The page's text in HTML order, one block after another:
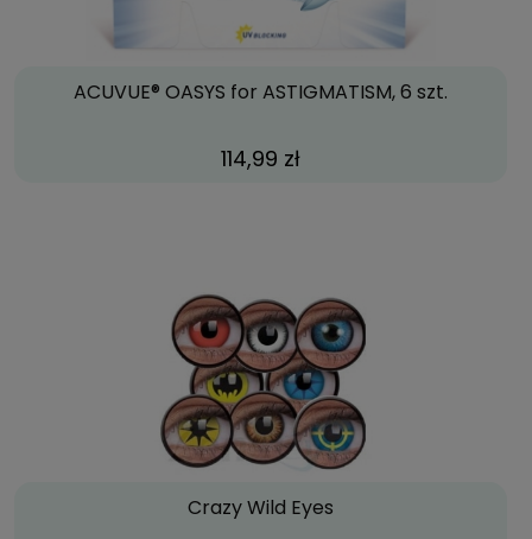
ACUVUE® OASYS for ASTIGMATISM, 6 szt.
114,99 zł
Crazy Wild Eyes